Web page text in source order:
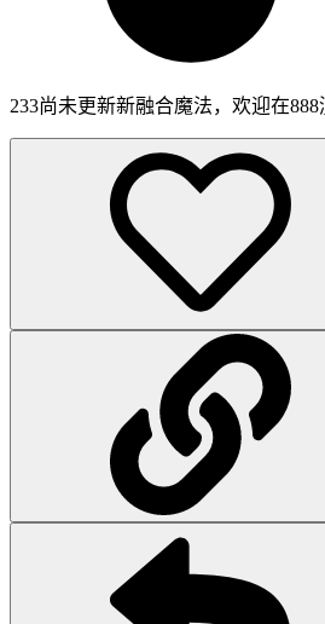
233尚未更新新融合魔法，欢迎在888